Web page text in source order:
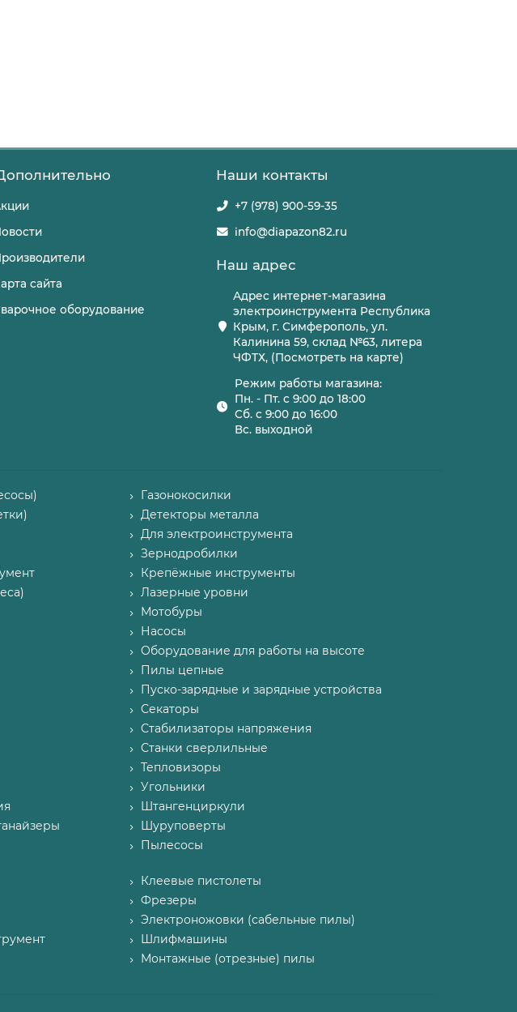
сайта
оборудование
Наши контакты
+7 (978) 900-59-35
info@diapazon82.ru
Наш адрес
Адрес интернет-магазина
электроинструмента Республика
Крым, г. Симферополь, ул.
Калинина 59, склад №63, литера
ЧФТХ, (Посмотреть на карте)
Режим работы магазина:
Пн. - Пт. с 9:00 до 18:00
Сб. с 9:00 до 16:00
Вс. выходной
Газонокосилки
Детекторы металла
Для электроинструмента
Зернодробилки
Крепёжные инструменты
Лазерные уровни
Мотобуры
Насосы
Оборудование для работы на высоте
Пилы цепные
Пуско-зарядные и зарядные устройства
Секаторы
Стабилизаторы напряжения
Станки сверлильные
Тепловизоры
Угольники
Штангенциркули
Шуруповерты
Пылесосы
Клеевые пистолеты
Фрезеры
Электроножовки (сабельные пилы)
Шлифмашины
Монтажные (отрезные) пилы